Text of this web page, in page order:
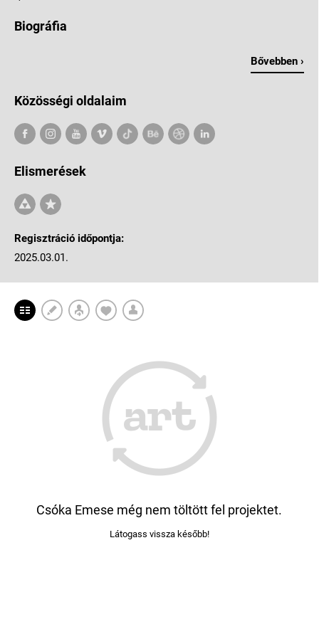
Biográfia
Bővebben ›
Közösségi oldalaim
Elismerések
Regisztráció időpontja:
2025.03.01.
Csóka Emese még nem töltött fel projektet.
Látogass vissza később!